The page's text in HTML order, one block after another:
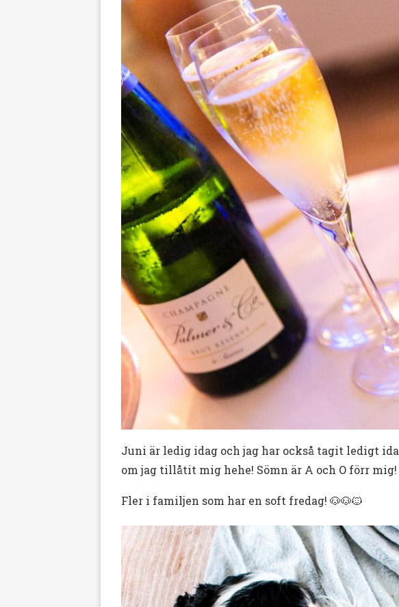
Juni är ledig idag och jag har också tagit ledigt
om jag tillåtit mig hehe! Sömn är A och O förr mig!
Fler i familjen som har en soft fredag! 🐶🐶🐱